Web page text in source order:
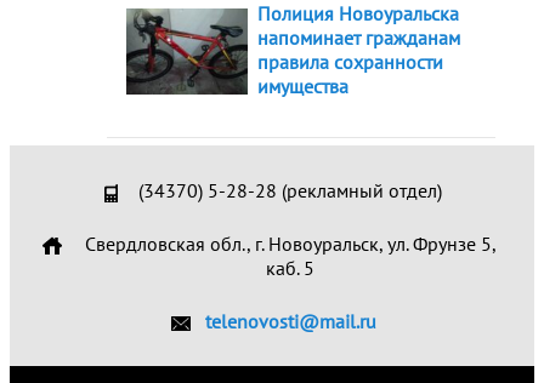
Полиция Новоуральска
напоминает гражданам
правила сохранности
имущества
(34370) 5-28-28 (рекламный отдел)
Свердловская обл., г. Новоуральск, ул. Фрунзе 5,
каб. 5
telenovosti@mail.ru